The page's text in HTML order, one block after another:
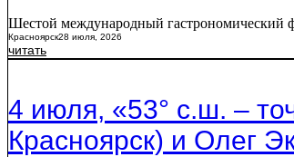
Шестой международный гастрономический
Красноярск28 июля, 2026
читать
4 июля, «53° с.ш. –
Красноярск) и Олег